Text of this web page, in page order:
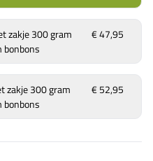
zakje 300 gram
bonbons
€ 47,95
zakje 300 gram
bonbons
€ 52,95